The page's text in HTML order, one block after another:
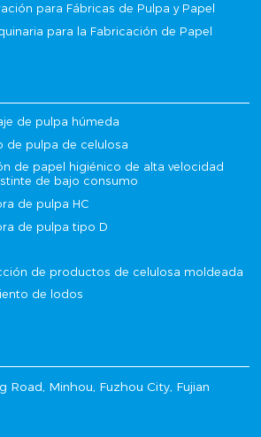
para Fábricas de Pulpa y Papel
para la Fabricación de Papel
de pulpa húmeda
de pulpa de celulosa
de papel higiénico de alta velocidad
de bajo consumo
de pulpa HC
de pulpa tipo D
de productos de celulosa moldeada
de lodos
Road, Minhou, Fuzhou City, Fujian